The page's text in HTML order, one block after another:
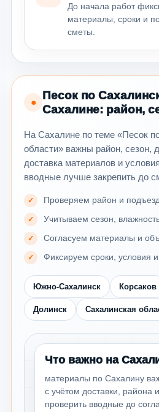
До начала работ
материалы, сроки и
сметы.
●
Песок по
Сахалине: район,
На Сахалине по теме «Песок
области» важны район, сезон,
доставка материалов и
вводные лучше закрепить до
Проверяем район и
Учитываем сезон,
Согласуем материалы и
Фиксируем сроки, условия и
Южно-Сахалинск Корсаков
Долинск Сахалинская
Что важно на
материалы по Сахалину
с учётом доставки, района
проверить вводные до